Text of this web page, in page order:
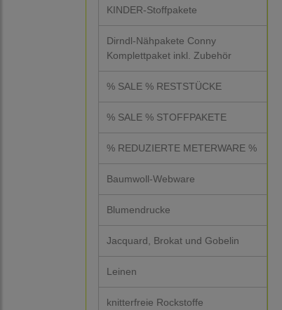
KINDER-Stoffpakete
Dirndl-Nähpakete Conny
Komplettpaket inkl. Zubehör
% SALE % RESTSTÜCKE
% SALE % STOFFPAKETE
% REDUZIERTE METERWARE %
Baumwoll-Webware
Blumendrucke
Jacquard, Brokat und Gobelin
Leinen
knitterfreie Rockstoffe